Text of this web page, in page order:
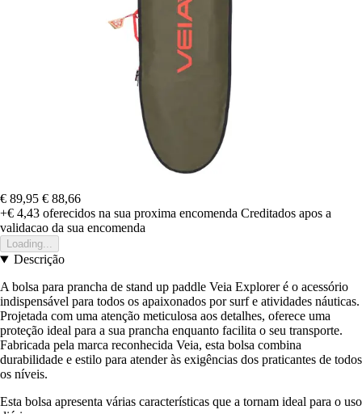
€ 89,95 € 88,66
+€ 4,43 oferecidos na sua proxima encomenda Creditados apos a
validacao da sua encomenda
Loading...
Descrição
A bolsa para prancha de stand up paddle Veia Explorer é o acessório
indispensável para todos os apaixonados por surf e atividades náuticas.
Projetada com uma atenção meticulosa aos detalhes, oferece uma
proteção ideal para a sua prancha enquanto facilita o seu transporte.
Fabricada pela marca reconhecida Veia, esta bolsa combina
durabilidade e estilo para atender às exigências dos praticantes de todos
os níveis.
Esta bolsa apresenta várias características que a tornam ideal para o uso